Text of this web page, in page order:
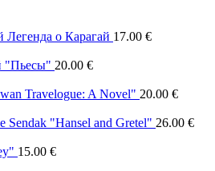
о Карагай 17.00 €
"Пьесы" 20.00 €
Travelogue: A Novel" 20.00 €
Sendak "Hansel and Gretel" 26.00 €
15.00 €